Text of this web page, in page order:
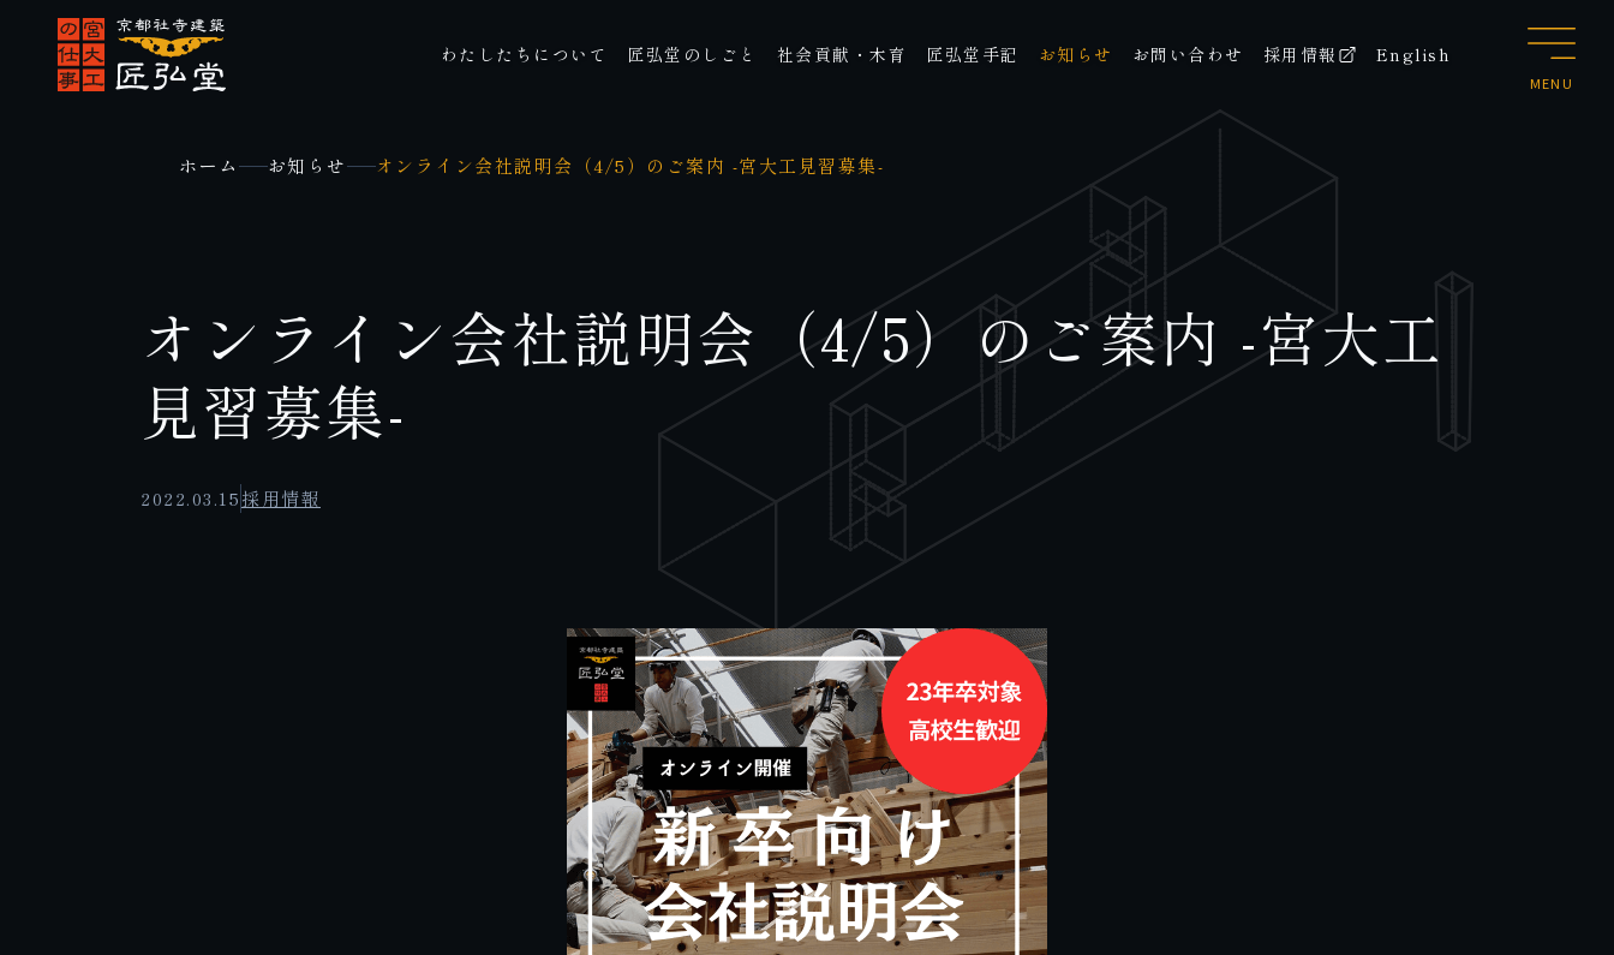
わたしたちについて 匠弘堂のしごと 社会貢献・木育 匠弘堂手記 お知らせ お問い合わせ 採用情報 English
MENU
ホーム お知らせ オンライン会社説明会（4/5）のご案内 -宮大工見習募集-
オンライン会社説明会（4/5）のご案内 -宮大工
見習募集-
2022.03.15採用情報